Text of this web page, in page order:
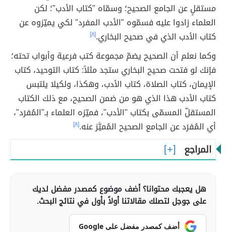
مستقلٍ عن الجامع الصحيح؛ وسمّاه "كتاب الأدب"؛ لكن
العلماء زادوا عليه فسمّوه "الأدب المفرد" لكي يميّزوه عن
كتاب الأدب الذي في صحيح البخاري.[٨]
وكما نعلم أن الصحيح يضمّ مجموعة كتب فرعية وأبواب تحته؛
فإنك لو فتحت صحيح البخاري ستجد مثلاً: كتاب التوحيد، كتاب
الإيمان، كتاب الصلاة، كتاب الأدب، وهكذا، ولكيلا يلتبس
كتاب الأدب هذا الذي هو من ضمن الصحيح، مع ذلك الكتاب
المستقلّ المسمّى بكتاب "الأدب"، فميّزه العلماء بـ"المُفرَد"،
أي المُفرَد عن الجامع الصحيح المُميَّز عنه.[٨]
المراجع
هل يعجبك محتوانا؟ أضف موضوع كمصدر مفضل لديك
على جوجل لتصلك مقالاتنا أولاً بأول في نتائج البحث.
أضف كمصدر مفضل على Google